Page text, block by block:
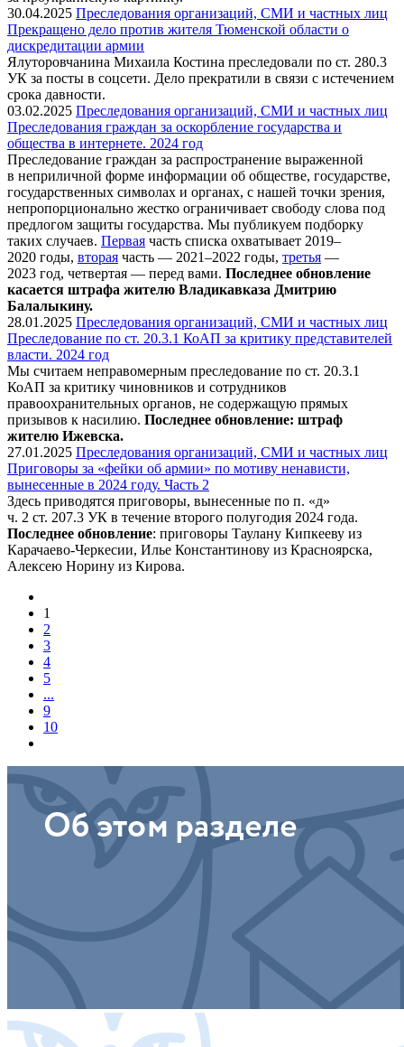
30.04.2025 Преследования организаций, СМИ и частных лиц
Прекращено дело против жителя Тюменской области о
дискредитации армии
Ялуторовчанина Михаила Костина преследовали по ст. 280.3
УК за посты в соцсети. Дело прекратили в связи с истечением
срока давности.
03.02.2025 Преследования организаций, СМИ и частных лиц
Преследования граждан за оскорбление государства и
общества в интернете. 2024 год
Преследование граждан за распространение выраженной
в неприличной форме информации об обществе, государстве,
государственных символах и органах, с нашей точки зрения,
непропорционально жестко ограничивает свободу слова под
предлогом защиты государства. Мы публикуем подборку
таких случаев. Первая часть списка охватывает 2019–
2020 годы, вторая часть — 2021–2022 годы, третья —
2023 год, четвертая — перед вами. Последнее обновление
касается штрафа жителю Владикавказа Дмитрию
Балалыкину.
28.01.2025 Преследования организаций, СМИ и частных лиц
Преследование по ст. 20.3.1 КоАП за критику представителей
власти. 2024 год
Мы считаем неправомерным преследование по ст. 20.3.1
КоАП за критику чиновников и сотрудников
правоохранительных органов, не содержащую прямых
призывов к насилию. Последнее обновление: штраф
жителю Ижевска.
27.01.2025 Преследования организаций, СМИ и частных лиц
Приговоры за «фейки об армии» по мотиву ненависти,
вынесенные в 2024 году. Часть 2
Здесь приводятся приговоры, вынесенные по п. «д»
ч. 2 ст. 207.3 УК в течение второго полугодия 2024 года.
Последнее обновление: приговоры Таулану Кипкееву из
Карачаево-Черкесии, Илье Константинову из Красноярска,
Алексею Норину из Кирова.
1
2
3
4
5
...
9
10